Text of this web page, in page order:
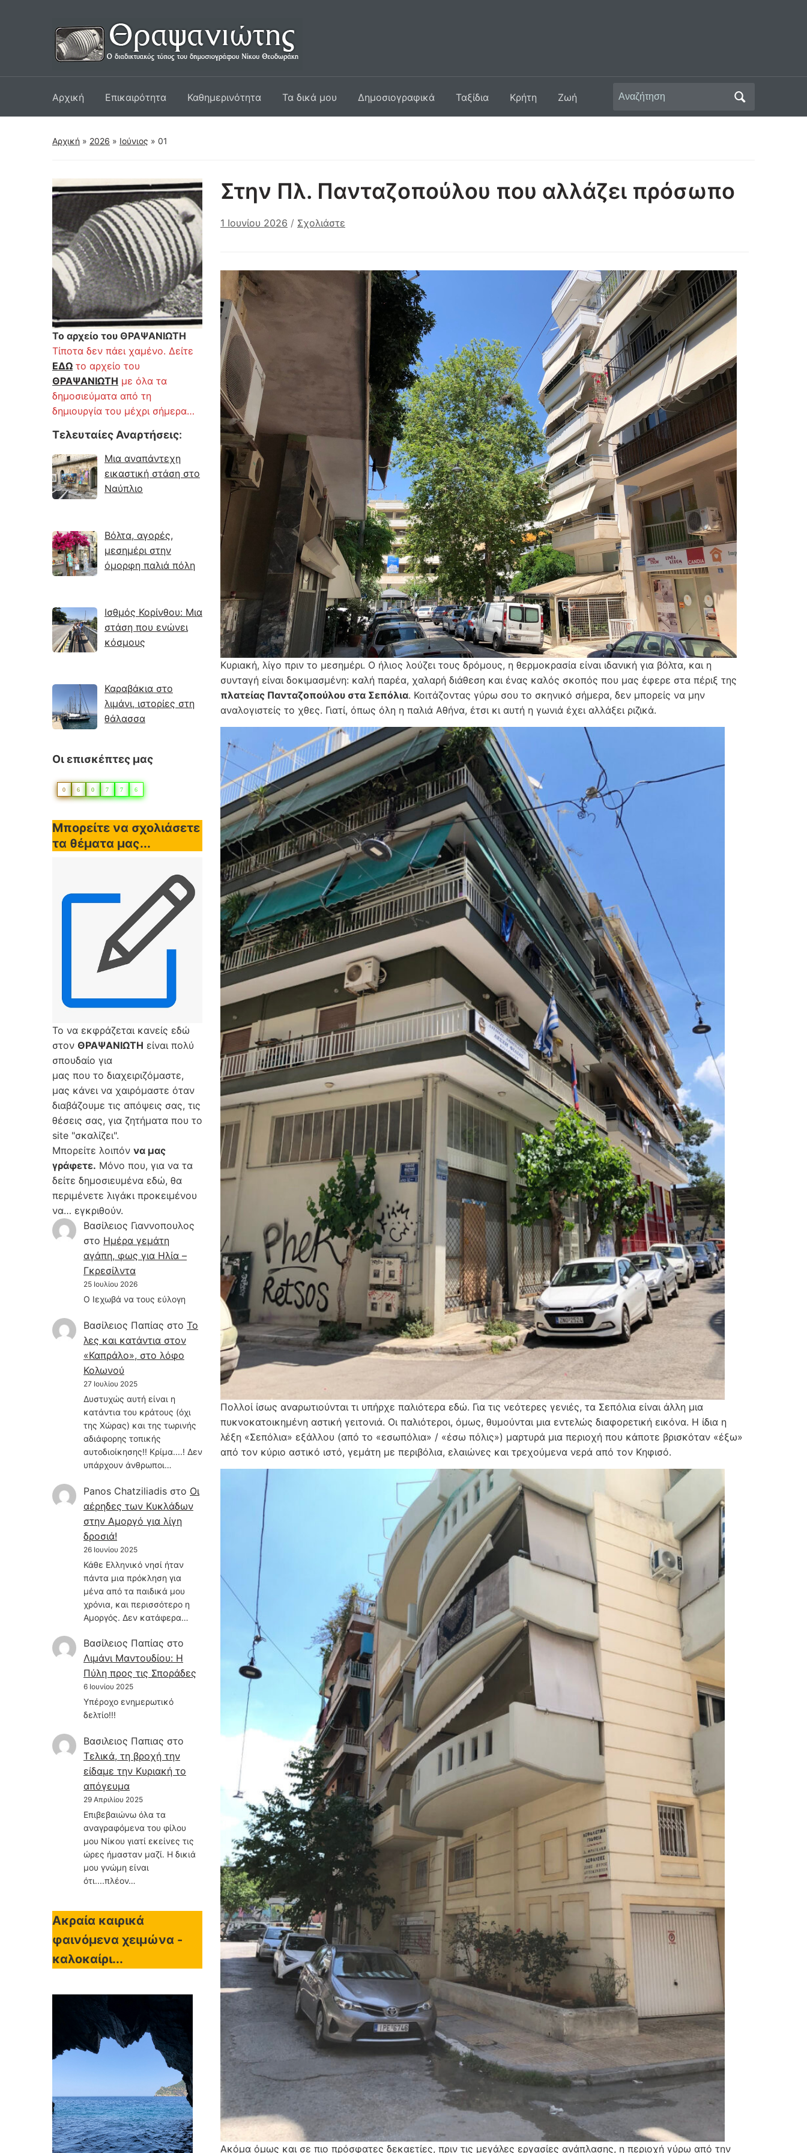
Αρχική Επικαιρότητα Καθημερινότητα Τα δικά μου Δημοσιογραφικά Ταξίδια Κρήτη Ζωή
Αναζήτηση
Αρχική » 2026 » Ιούνιος » 01
Το αρχείο του ΘΡΑΨΑΝΙΩΤΗ
Τίποτα δεν πάει χαμένο. Δείτε
ΕΔΩ το αρχείο του
ΘΡΑΨΑΝΙΩΤΗ με όλα τα
δημοσιεύματα από τη
δημιουργία του μέχρι σήμερα…
Τελευταίες Αναρτήσεις:
Μια αναπάντεχη
εικαστική στάση στο
Ναύπλιο
Βόλτα, αγορές,
μεσημέρι στην
όμορφη παλιά πόλη
Ισθμός Κορίνθου: Μια
στάση που ενώνει
κόσμους
Καραβάκια στο
λιμάνι, ιστορίες στη
θάλασσα
Οι επισκέπτες μας
0 6 0 7 7 6
Μπορείτε να σχολιάσετε
τα θέματα μας...
Το να εκφράζεται κανείς εδώ
στον ΘΡΑΨΑΝΙΩΤΗ είναι πολύ
σπουδαίο για
μας που το διαχειριζόμαστε,
μας κάνει να χαιρόμαστε όταν
διαβάζουμε τις απόψεις σας, τις
θέσεις σας, για ζητήματα που το
site "σκαλίζει".
Μπορείτε λοιπόν να μας
γράφετε. Μόνο που, για να τα
δείτε δημοσιευμένα εδώ, θα
περιμένετε λιγάκι προκειμένου
να… εγκριθούν.
Βασίλειος Γιαννοπουλος
στο Hμέρα γεμάτη
αγάπη, φως για Ηλία –
Γκρεσίλντα
25 Ιουλίου 2026
Ο Ιεχωβά να τους εύλογη
Βασίλειος Παπίας στο Το
λες και κατάντια στον
«Καπράλο», στο λόφο
Κολωνού
27 Ιουλίου 2025
Δυστυχώς αυτή είναι η
κατάντια του κράτους (όχι
της Χώρας) και της τωρινής
αδιάφορης τοπικής
αυτοδιοίκησης!! Κρίμα....! Δεν
υπάρχουν άνθρωποι…
Panos Chatziliadis στο Οι
αέρηδες των Κυκλάδων
στην Αμοργό για λίγη
δροσιά!
26 Ιουνίου 2025
Κάθε Ελληνικό νησί ήταν
πάντα μια πρόκληση για
μένα από τα παιδικά μου
χρόνια, και περισσότερο η
Αμοργός. Δεν κατάφερα…
Βασίλειος Παπίας στο
Λιμάνι Μαντουδίου: Η
Πύλη προς τις Σποράδες
6 Ιουνίου 2025
Υπέροχο ενημερωτικό
δελτίο!!!
Βασιλειος Παπιας στο
Τελικά, τη βροχή την
είδαμε την Κυριακή το
απόγευμα
29 Απριλίου 2025
Επιβεβαιώνω όλα τα
αναγραφόμενα του φίλου
μου Νίκου γιατί εκείνες τις
ώρες ήμασταν μαζί. Η δικιά
μου γνώμη είναι
ότι....πλέον…
Ακραία καιρικά
φαινόμενα χειμώνα -
καλοκαίρι...
Στην Πλ. Πανταζοπούλου που αλλάζει πρόσωπο
1 Ιουνίου 2026 / Σχολιάστε
Κυριακή, λίγο πριν το μεσημέρι. Ο ήλιος λούζει τους δρόμους, η θερμοκρασία είναι ιδανική για βόλτα, και η
συνταγή είναι δοκιμασμένη: καλή παρέα, χαλαρή διάθεση και ένας καλός σκοπός που μας έφερε στα πέριξ της
πλατείας Πανταζοπούλου στα Σεπόλια. Κοιτάζοντας γύρω σου το σκηνικό σήμερα, δεν μπορείς να μην
αναλογιστείς το χθες. Γιατί, όπως όλη η παλιά Αθήνα, έτσι κι αυτή η γωνιά έχει αλλάξει ριζικά.
Πολλοί ίσως αναρωτιούνται τι υπήρχε παλιότερα εδώ. Για τις νεότερες γενιές, τα Σεπόλια είναι άλλη μια
πυκνοκατοικημένη αστική γειτονιά. Οι παλιότεροι, όμως, θυμούνται μια εντελώς διαφορετική εικόνα. Η ίδια η
λέξη «Σεπόλια» εξάλλου (από το «εσωπόλια» / «έσω πόλις») μαρτυρά μια περιοχή που κάποτε βρισκόταν «έξω»
από τον κύριο αστικό ιστό, γεμάτη με περιβόλια, ελαιώνες και τρεχούμενα νερά από τον Κηφισό.
Ακόμα όμως και σε πιο πρόσφατες δεκαετίες, πριν τις μεγάλες εργασίες ανάπλασης, η περιοχή γύρω από την